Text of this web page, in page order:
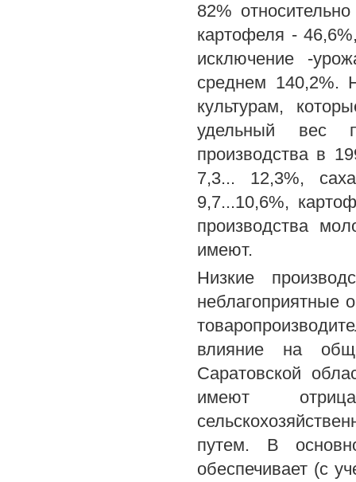
82%
картофеля -
исключение -
среднем 140,2%.
культурам,
удельный вес
производства в
7,3... 12,3%,
9,7...10,6%,
производства
имеют.
Низкие
неблагоприятные
влияние на
Саратовской
имеют
путем. В
обеспечивает (с